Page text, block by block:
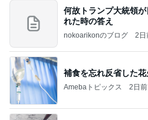
何故トランプ大統領
れた時の答え
nokoarikonのブログ 2日
補食を忘れ反省した
Amebaトピックス 2日前